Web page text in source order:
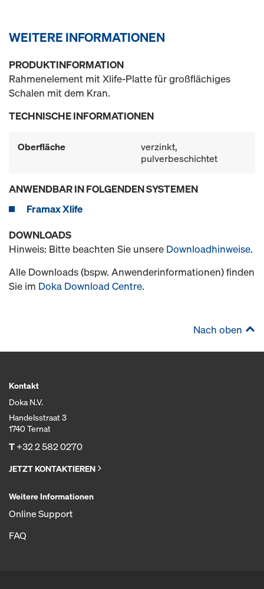
WEITERE INFORMATIONEN
PRODUKTINFORMATION
Rahmenelement mit Xlife-Platte für großflächiges
Schalen mit dem Kran.
TECHNISCHE INFORMATIONEN
Oberfläche
verzinkt,
pulverbeschichtet
ANWENDBAR IN FOLGENDEN SYSTEMEN
Framax Xlife
DOWNLOADS
Hinweis: Bitte beachten Sie unsere Downloadhinweise.
Alle Downloads (bspw. Anwenderinformationen) finden
Sie im Doka Download Centre.
Nach oben
Kontakt
Doka N.V.
Handelsstraat 3
1740 Ternat
T+32 2 582 0270
JETZT KONTAKTIEREN
Weitere Informationen
Online Support
FAQ